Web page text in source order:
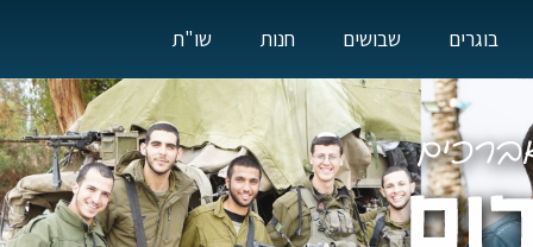
בוגרים שבושים חנות שו"ת